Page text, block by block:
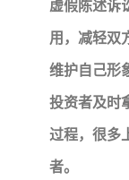
虚假陈述诉
用，减轻双
维护自己形
投资者及时
过程，很多
者。